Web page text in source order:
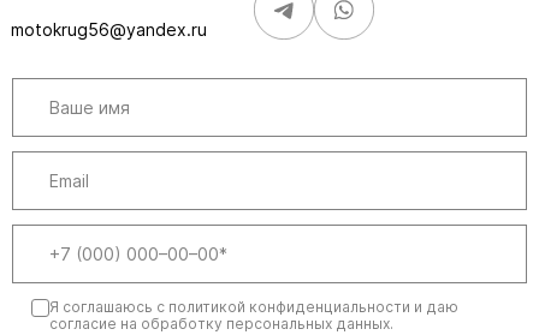
motokrug56@yandex.ru
Я соглашаюсь с политикой конфиденциальности и даю
согласие на обработку персональных данных.